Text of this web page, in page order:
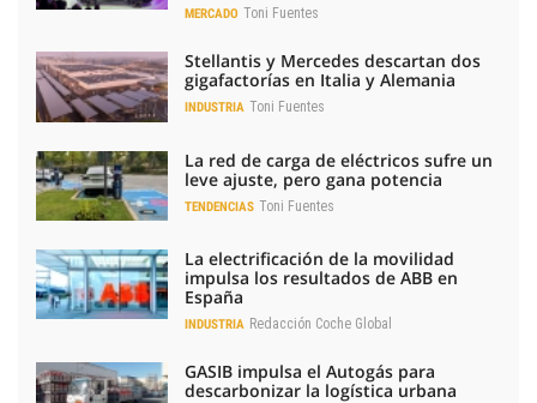
MERCADO Toni Fuentes
Stellantis y Mercedes descartan dos
gigafactorías en Italia y Alemania
INDUSTRIA Toni Fuentes
La red de carga de eléctricos sufre un
leve ajuste, pero gana potencia
TENDENCIAS Toni Fuentes
La electrificación de la movilidad
impulsa los resultados de ABB en
España
INDUSTRIA Redacción Coche Global
GASIB impulsa el Autogás para
descarbonizar la logística urbana